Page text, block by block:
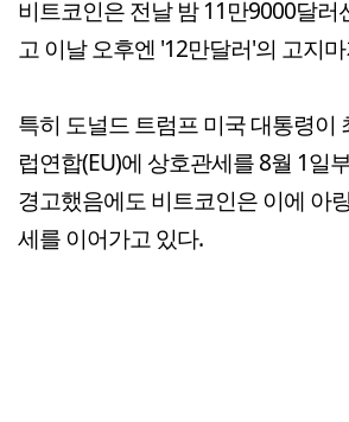
비트코인은 전날 밤 11만9000달러
고 이날 오후엔 '12만달러'의 고지
특히 도널드 트럼프 미국 대통령이
럽연합(EU)에 상호관세를 8월 1일
경고했음에도 비트코인은 이에 아
세를 이어가고 있다.